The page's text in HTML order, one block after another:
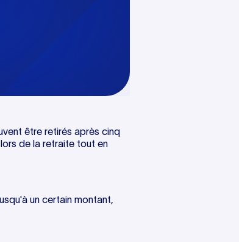
être retirés après cinq
de la retraite tout en
un certain montant,